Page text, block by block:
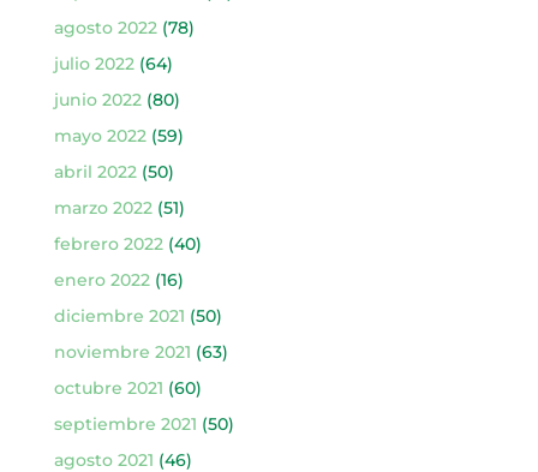
agosto 2022(78)
julio 2022(64)
junio 2022(80)
mayo 2022(59)
abril 2022(50)
marzo 2022(51)
febrero 2022(40)
enero 2022(16)
diciembre 2021 (50)
noviembre 2021 (63)
octubre 2021 (60)
septiembre 2021 (50)
agosto 2021 (46)